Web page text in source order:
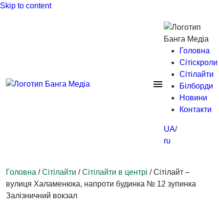
Skip to content
Головна
Сітіскроли
Сітілайти
Білборди
Новини
Контакти
UA
ru
Головна /Сітілайти /Сітілайти в центрі / Сітілайт –
вулиця Халаменюка, напроти будинка № 12 зупинка
Залізничний вокзал